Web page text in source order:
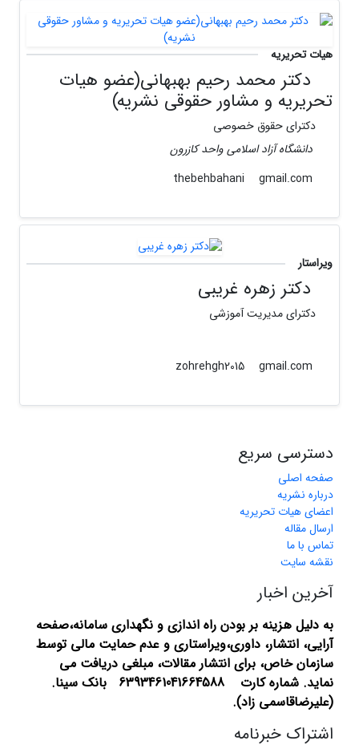
هیات تحریریه
دکتر محمد رحیم بهبهانی(عضو هیات
تحریریه و مشاور حقوقی نشریه)
دکترای حقوق خصوصی
دانشگاه آزاد اسلامی واحد کازرون
gmail.com
ویراستار
دکتر زهره غریبی
دکترای مدیریت آموزشی
gmail.com
دسترسی سریع
صفحه اصلی
درباره نشریه
اعضای هیات تحریریه
ارسال مقاله
تماس با ما
نقشه سایت
آخرین اخبار
به دلیل هزینه بر بودن راه اندازی و نگهداری سامانه،صفحه
آرایی، انتشار، داوری،ویراستاری و عدم حمایت مالی توسط
سازمان خاص، برای انتشار مقالات، مبلغی دریافت می
نماید.
شماره کارت 6393461041664588 بانک سینا.
(علیرضاقاسمی زاد).
اشتراک خبرنامه